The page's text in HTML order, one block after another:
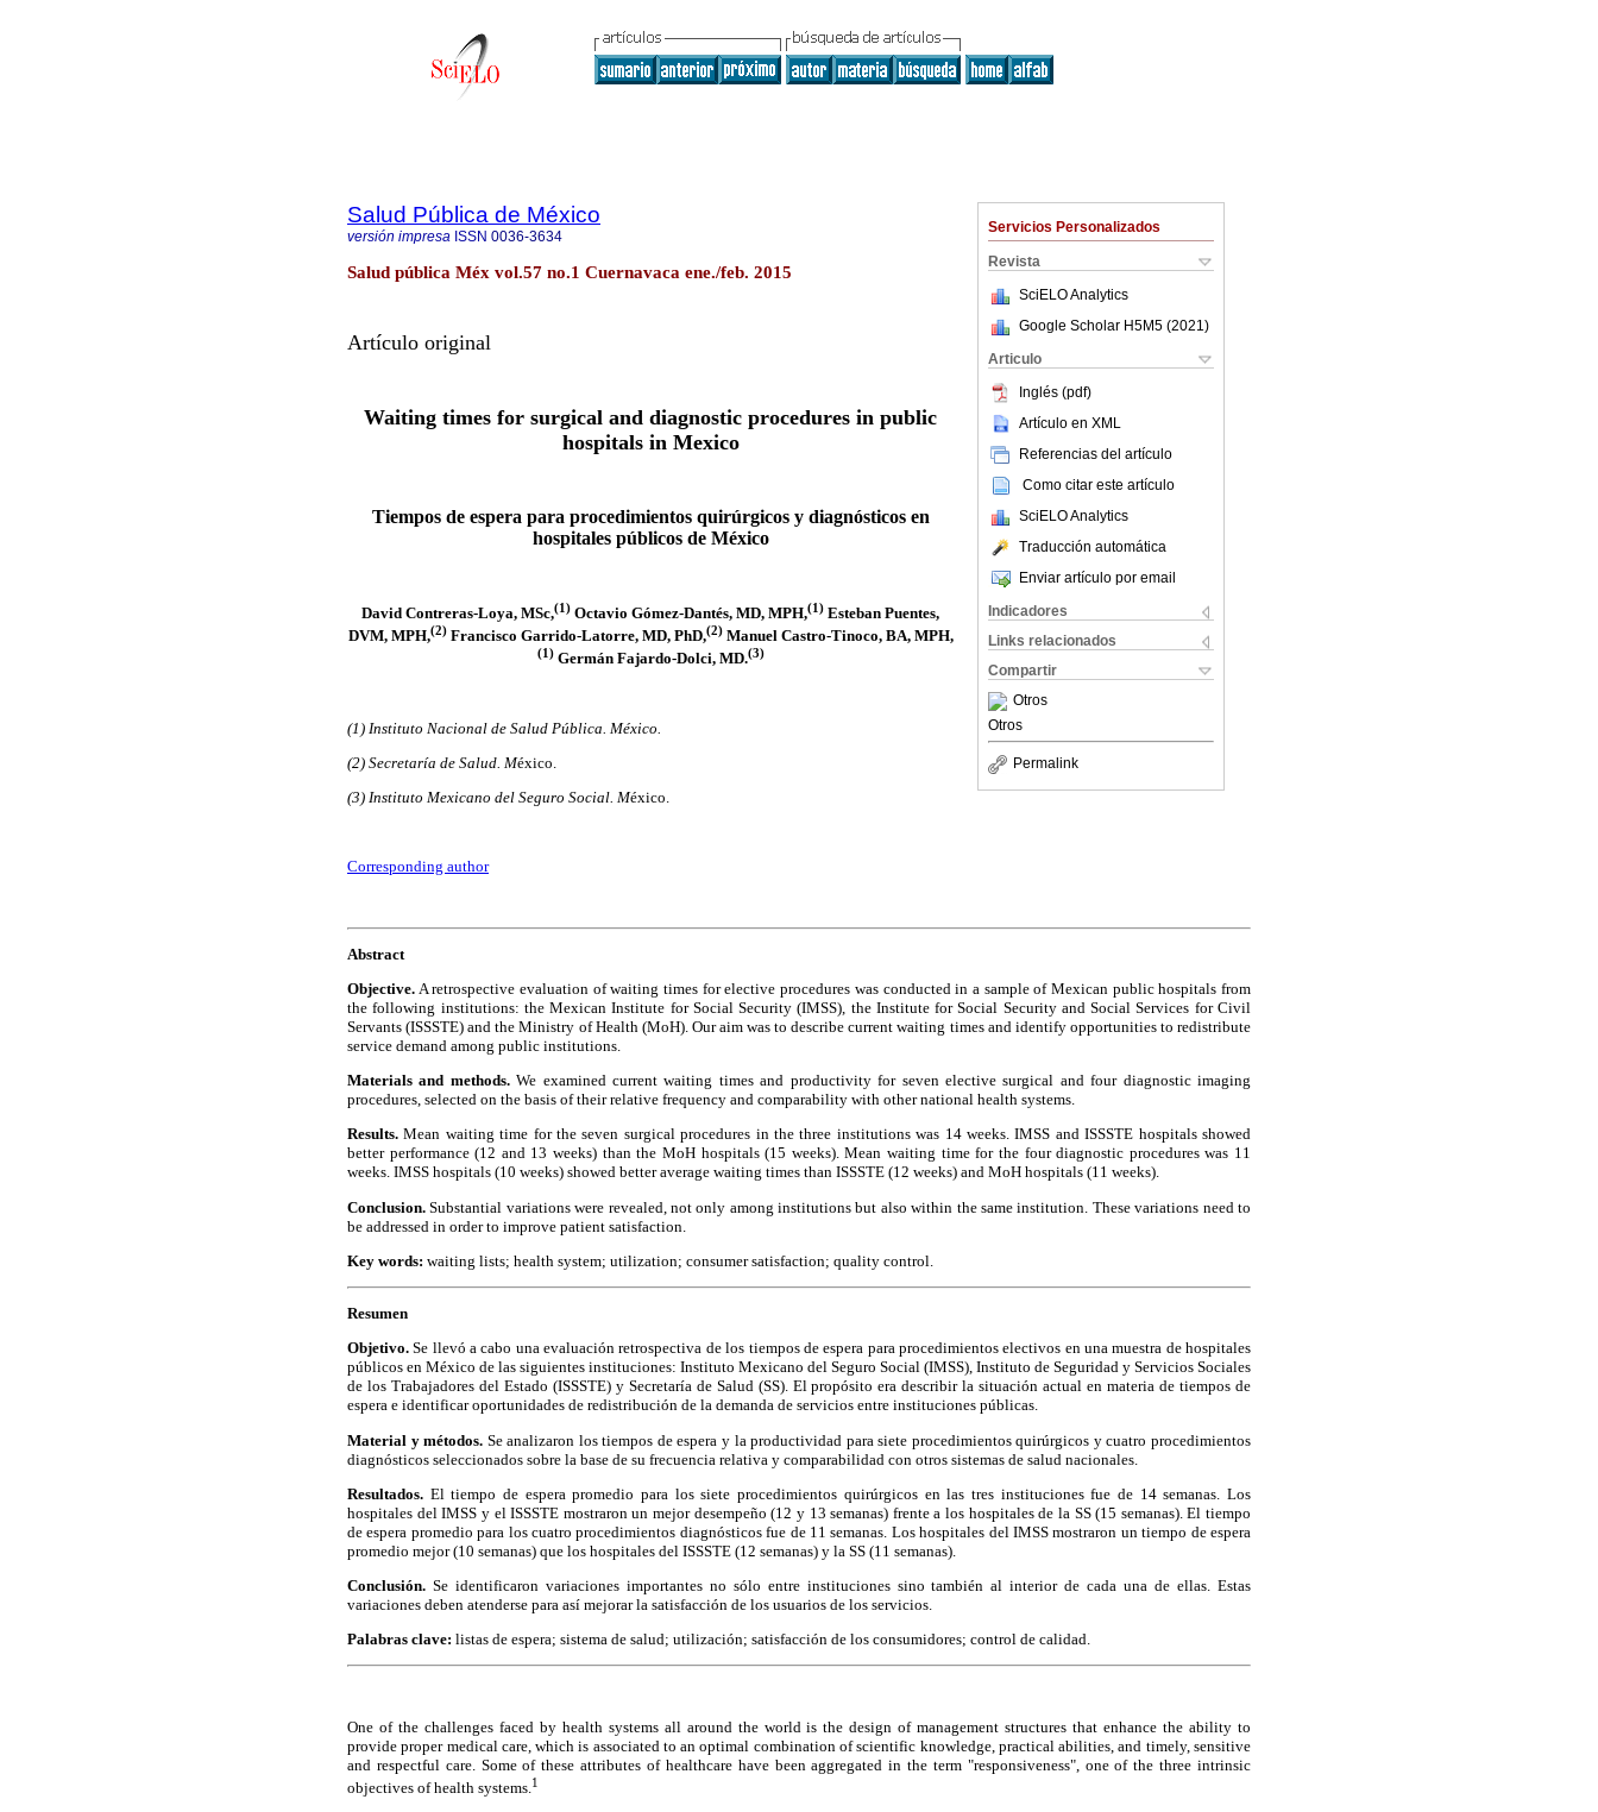
Servicios Personalizados
Revista
SciELO Analytics
Google Scholar H5M5 (2021 )
Articulo
Inglés (pdf)
Artículo en XML
Referencias del artículo
Como citar este artículo
SciELO Analytics
Traducción automática
Enviar artículo por email
Indicadores
Links relacionados
Compartir
Otros
Otros
Permalink
Salud Pública de México
versión impresa ISSN 0036-3634
Salud pública Méx vol.57 no.1 Cuernavaca ene./feb. 2015
Artículo original
Waiting times for surgical and diagnostic procedures in public
hospitals in Mexico
Tiempos de espera para procedimientos quirúrgicos y diagnósticos en
hospitales públicos de México
David Contreras-Loya, MSc,(1) Octavio Gómez-Dantés, MD, MPH,(1) Esteban Puentes,
DVM, MPH,(2)Francisco Garrido-Latorre, MD, PhD,(2)Manuel Castro-Tinoco, BA, MPH,
(1)Germán Fajardo-Dolci, MD.(3)
(1) Instituto Nacional de Salud Pública. México.
(2) Secretaría de Salud. México.
(3) Instituto Mexicano del Seguro Social. México.
Corresponding author
Abstract
Objective. A retrospective evaluation of waiting times for elective procedures was conducted in a sample of Mexican public hospitals from
the following institutions: the Mexican Institute for Social Security (IMSS), the Institute for Social Security and Social Services for Civil
Servants (ISSSTE) and the Ministry of Health (MoH). Our aim was to describe current waiting times and identify opportunities to redistribute
service demand among public institutions.
Materials and methods.We examined current waiting times and productivity for seven elective surgical and four diagnostic imaging
procedures, selected on the basis of their relative frequency and comparability with other national health systems.
Results. Mean waiting time for the seven surgical procedures in the three institutions was 14 weeks. IMSS and ISSSTE hospitals showed
better performance (12 and 13 weeks) than the MoH hospitals (15 weeks). Mean waiting time for the four diagnostic procedures was 11
weeks. IMSS hospitals (10 weeks) showed better average waiting times than ISSSTE (12 weeks) and MoH hospitals (11 weeks).
Conclusion. Substantial variations were revealed, not only among institutions but also within the same institution. These variations need to
be addressed in order to improve patient satisfaction.
Key words: waiting lists; health system; utilization; consumer satisfaction; quality control.
Resumen
Objetivo. Se llevó a cabo una evaluación retrospectiva de los tiempos de espera para procedimientos electivos en una muestra de hospitales
públicos en México de las siguientes instituciones: Instituto Mexicano del Seguro Social (IMSS), Instituto de Seguridad y Servicios Sociales
de los Trabajadores del Estado (ISSSTE) y Secretaría de Salud (SS). El propósito era describir la situación actual en materia de tiempos de
espera e identificar oportunidades de redistribución de la demanda de servicios entre instituciones públicas.
Material y métodos. Se analizaron los tiempos de espera y la productividad para siete procedimientos quirúrgicos y cuatro procedimientos
diagnósticos seleccionados sobre la base de su frecuencia relativa y comparabilidad con otros sistemas de salud nacionales.
Resultados. El tiempo de espera promedio para los siete procedimientos quirúrgicos en las tres instituciones fue de 14 semanas. Los
hospitales del IMSS y el ISSSTE mostraron un mejor desempeño (12 y 13 semanas) frente a los hospitales de la SS (15 semanas). El tiempo
de espera promedio para los cuatro procedimientos diagnósticos fue de 11 semanas. Los hospitales del IMSS mostraron un tiempo de espera
promedio mejor (10 semanas) que los hospitales del ISSSTE (12 semanas) y la SS (11 semanas).
Conclusión. Se identificaron variaciones importantes no sólo entre instituciones sino también al interior de cada una de ellas. Estas
variaciones deben atenderse para así mejorar la satisfacción de los usuarios de los servicios.
Palabras clave: listas de espera; sistema de salud; utilización; satisfacción de los consumidores; control de calidad.
One of the challenges faced by health systems all around the world is the design of management structures that enhance the ability to
provide proper medical care, which is associated to an optimal combination of scientific knowledge, practical abilities, and timely, sensitive
and respectful care. Some of these attributes of healthcare have been aggregated in the term "responsiveness", one of the three intrinsic
objectives of health systems.1